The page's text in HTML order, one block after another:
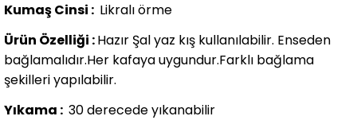
Kumaş Cinsi : Likralı örme
Ürün Özelliği :Hazır Şal yaz kış kullanılabilir. Enseden
bağlamalıdır.Her kafaya uygundur.Farklı bağlama
şekilleri yapılabilir.
Yıkama : 30 derecede yıkanabilir